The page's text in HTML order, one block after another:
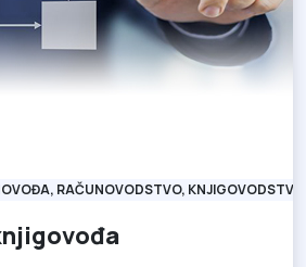
RAČUNOVODSTVO, KNJIGOVODSTVO